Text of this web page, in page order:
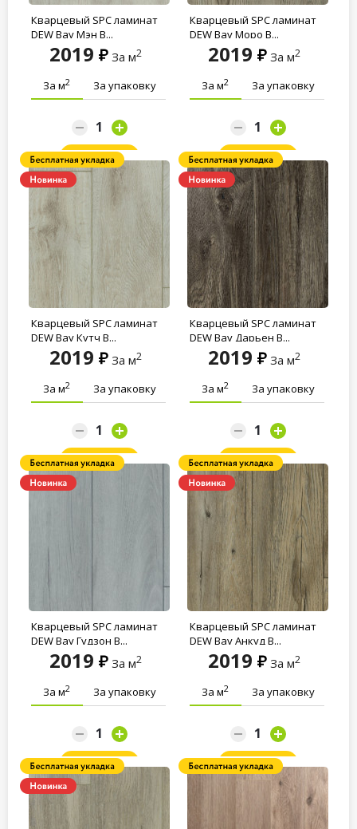
Кварцевый SPC ламинат
DEW Bay Мэн B...
2019 За м2
За м2 За упаковку
Заказать
Кварцевый SPC ламинат
DEW Bay Моро B...
2019 За м2
За м2 За упаковку
Заказать
Кварцевый SPC ламинат
DEW Bay Кутч B...
2019 За м2
За м2 За упаковку
Заказать
Кварцевый SPC ламинат
DEW Bay Дарьен B...
2019 За м2
За м2 За упаковку
Заказать
Кварцевый SPC ламинат
DEW Bay Гудзон B...
2019 За м2
За м2 За упаковку
Заказать
Кварцевый SPC ламинат
DEW Bay Анкуд B...
2019 За м2
За м2 За упаковку
Заказать